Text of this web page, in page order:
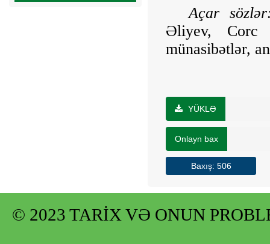
Açar
Əliyev, Corc
münasibətlər,
YÜKLƏ
Onlayn bax
Baxış: 506
© 2023 TARİX VƏ ONUN